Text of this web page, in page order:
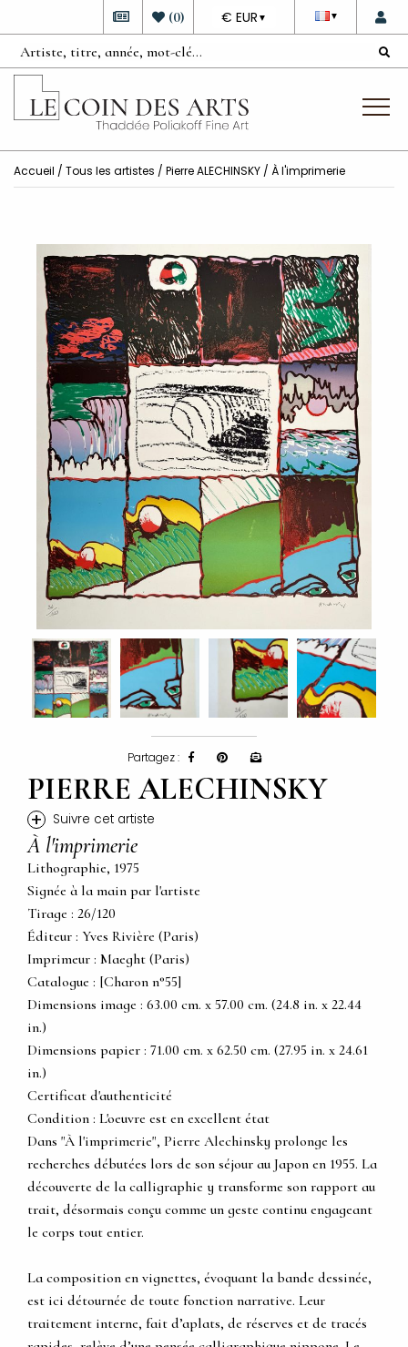
▼
DEVISE
€ EUR ▼
(0)
Accueil / Tous les artistes / Pierre ALECHINSKY / À l'imprimerie
Partagez :
PIERRE ALECHINSKY
+ Suivre cet artiste
À l'imprimerie
Lithographie, 1975
Signée à la main par l'artiste
Tirage : 26/120
Éditeur : Yves Rivière (Paris)
Imprimeur : Maeght (Paris)
Catalogue : [Charon n°55]
Dimensions image : 63.00 cm. x 57.00 cm. (24.8 in. x 22.44
in.)
Dimensions papier : 71.00 cm. x 62.50 cm. (27.95 in. x 24.61
in.)
Certificat d'authenticité
Condition : L'oeuvre est en excellent état
Dans "À l'imprimerie", Pierre Alechinsky prolonge les
recherches débutées lors de son séjour au Japon en 1955. La
découverte de la calligraphie y transforme son rapport au
trait, désormais conçu comme un geste continu engageant
le corps tout entier.
La composition en vignettes, évoquant la bande dessinée,
est ici détournée de toute fonction narrative. Leur
traitement interne, fait d’aplats, de réserves et de tracés